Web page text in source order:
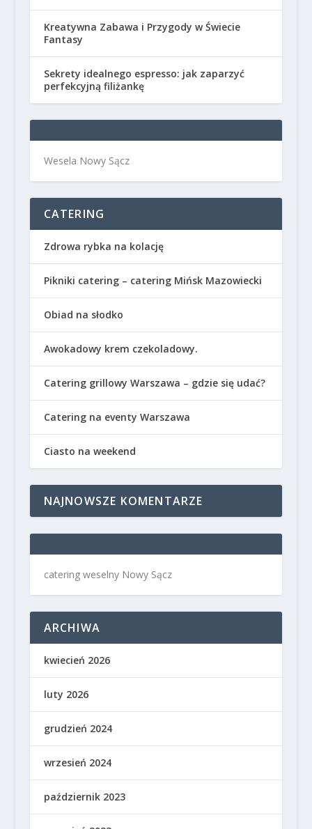
Kreatywna Zabawa i Przygody w Świecie
Fantasy
Sekrety idealnego espresso: jak zaparzyć
perfekcyjną filiżankę
Wesela Nowy Sącz
CATERING
Zdrowa rybka na kolację
Pikniki catering – catering Mińsk Mazowiecki
Obiad na słodko
Awokadowy krem czekoladowy.
Catering grillowy Warszawa – gdzie się udać?
Catering na eventy Warszawa
Ciasto na weekend
NAJNOWSZE KOMENTARZE
catering weselny Nowy Sącz
ARCHIWA
kwiecień 2026
luty 2026
grudzień 2024
wrzesień 2024
październik 2023